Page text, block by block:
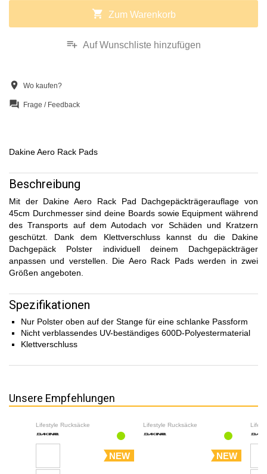
shopping_cart Zum Warenkorb
playlist_add Auf Wunschliste hinzufügen
location_on Wo kaufen?
question_answer Frage / Feedback
Dakine Aero Rack Pads
Beschreibung
Mit der Dakine Aero Rack Pad Dachgepäckträgerauflage von
45cm Durchmesser sind deine Boards sowie Equipment während
des Transports auf dem Autodach vor Schäden und Kratzern
geschützt. Dank dem Klettverschluss kannst du die Dakine
Dachgepäck Polster individuell deinem Dachgepäckträger
anpassen und verstellen. Die Aero Rack Pads werden in zwei
Größen angeboten.
Spezifikationen
Nur Polster oben auf der Stange für eine schlanke Passform
Nicht verblassendes UV-beständiges 600D-Polyestermaterial
Klettverschluss
Unsere Empfehlungen
Lifestyle Rucksäcke
NEW
Lifestyle Rucksäcke
NEW